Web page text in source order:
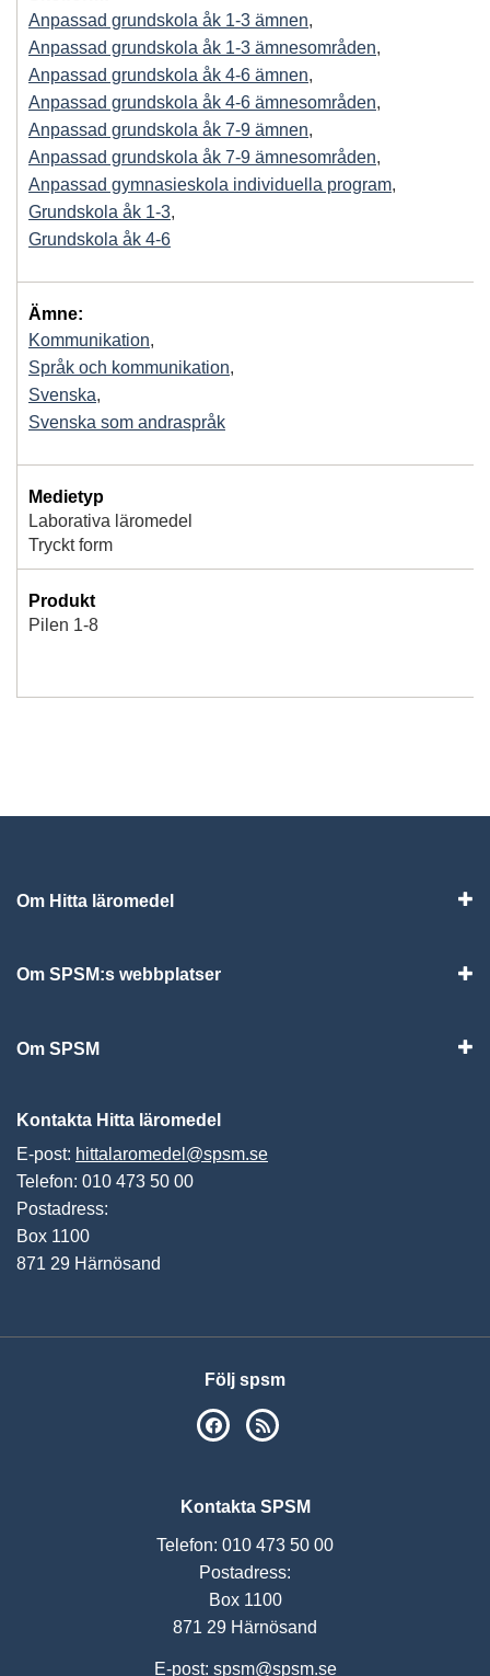
Anpassad grundskola åk 1-3 ämnen,
Anpassad grundskola åk 1-3 ämnesområden,
Anpassad grundskola åk 4-6 ämnen,
Anpassad grundskola åk 4-6 ämnesområden,
Anpassad grundskola åk 7-9 ämnen,
Anpassad grundskola åk 7-9 ämnesområden,
Anpassad gymnasieskola individuella program,
Grundskola åk 1-3,
Grundskola åk 4-6
Ämne:
Kommunikation,
Språk och kommunikation,
Svenska,
Svenska som andraspråk
Medietyp
Laborativa läromedel
Tryckt form
Produkt
Pilen 1-8
Om Hitta läromedel
Om SPSM:s webbplatser
Om SPSM
Kontakta Hitta läromedel
E-post: hittalaromedel@spsm.se
Telefon: 010 473 50 00
Postadress:
Box 1100
871 29 Härnösand
Följ spsm
SPSM på Facebook
Kontakta SPSM
Telefon: 010 473 50 00
Postadress:
Box 1100
871 29 Härnösand
E-post: spsm@spsm.se